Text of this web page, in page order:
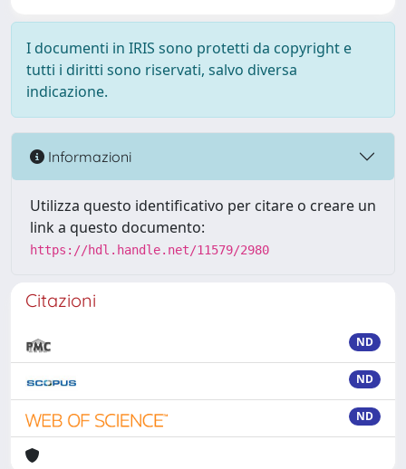
I documenti in IRIS sono protetti da copyright e
tutti i diritti sono riservati, salvo diversa
indicazione.
Informazioni
Utilizza questo identificativo per citare o creare un
link a questo documento:
https://hdl.handle.net/11579/2980
Citazioni
ND
ND
ND